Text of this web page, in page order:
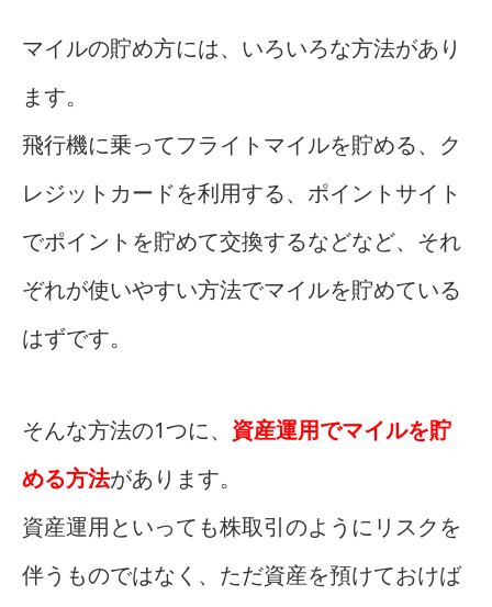
マイルの貯め方には、いろいろな方法があり
ます。
飛行機に乗ってフライトマイルを貯める、ク
レジットカードを利用する、ポイントサイト
でポイントを貯めて交換するなどなど、それ
ぞれが使いやすい方法でマイルを貯めている
はずです。
そんな方法の1つに、 資産運用でマイルを貯
める方法があります。
資産運用といっても株取引のようにリスクを
伴うものではなく、ただ資産を預けておけば